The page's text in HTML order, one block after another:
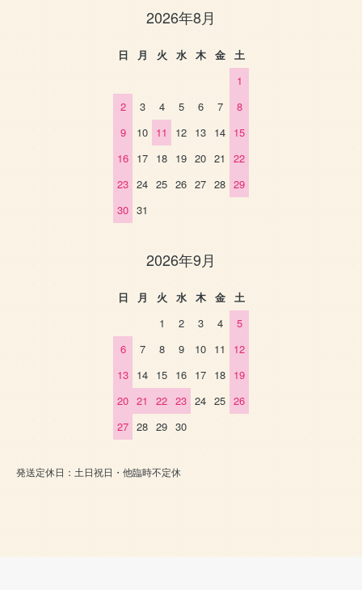
2026年8月
日 月 火 水 木 金
土
1
2
3 4 5 6 7
8
9
10 11 12 13 14 15
16 17 18 19 20 21
22
23 24 25 26 27 28 29
30 31
2026年9月
日 月 火 水 木 金
土
1
2 3 4
5
6
7 8 9 10 11
12
13 14 15 16 17 18 19
20 21 22 23 24 25 26
27 28 29 30
発送定休日：土日祝日・他臨時不定休